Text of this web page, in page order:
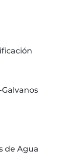
de Agua